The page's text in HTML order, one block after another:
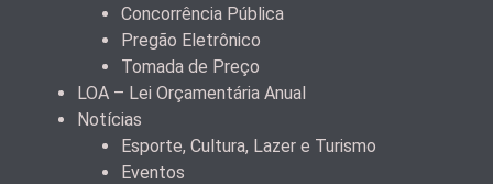
Concorrência Pública
Pregão Eletrônico
Tomada de Preço
LOA – Lei Orçamentária Anual
Notícias
Esporte, Cultura, Lazer e Turismo
Eventos